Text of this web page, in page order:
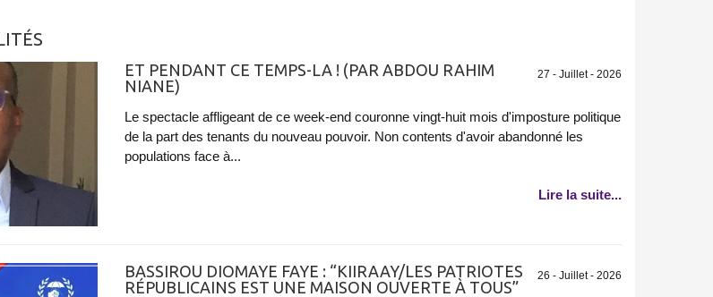
27 - Juillet - 2026
ET PENDANT CE TEMPS-LA ! (PAR ABDOU RAHIM
NIANE)
Le spectacle affligeant de ce week-end couronne vingt-huit mois d'imposture politique
de la part des tenants du nouveau pouvoir. Non contents d'avoir abandonné les
populations face à...
Lire la suite...
26 - Juillet - 2026
BASSIROU DIOMAYE FAYE : “KIIRAAY/LES PATRIOTES
RÉPUBLICAINS EST UNE MAISON OUVERTE À TOUS”